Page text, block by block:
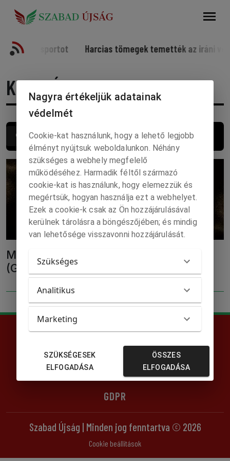
kísérti a sportot Harcias tömegek temették az iráni
KERESÉS
Keresés
Mert kell a szépség ennek a világnak!
(Galériával!)
Impresszum
GDPR
Szabad Újság | Minden jog fenntartva © 2026
Cookie beállítások
Nagyra értékeljük adatainak
védelmét
Cookie-kat használunk, hogy a lehető legjobb
élményt nyújtsuk weboldalunkon. Néhány
szükséges a webhely megfelelő
működéséhez. Harmadik féltől származó
cookie-kat is használunk, hogy elemezzük és
megértsük, hogyan használja ezt a webhelyet.
Ezek a cookie-k csak az Ön hozzájárulásával
kerülnek tárolásra a böngészőjében; és mindig
van lehetősége visszavonni hozzájárulását.
Szükséges
Analitikus
Marketing
SZÜKSÉGESEK
ELFOGADÁSA
ÖSSZES
ELFOGADÁSA